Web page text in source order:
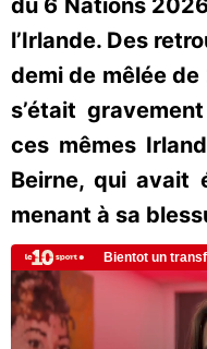
du 6 Nations
l’Irlande. Des
demi de mêlée
s’était
ces mêmes
Beirne, qui avait
menant à sa